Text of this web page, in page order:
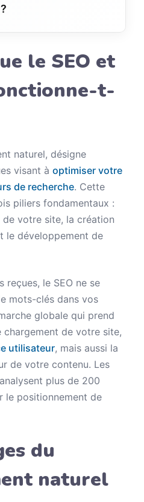
le SEO et
t-
naturel, désigne
visant à optimiser votre
de recherche. Cette
piliers fondamentaux :
de votre site, la création
le développement de
reçues, le SEO ne se
mots-clés dans vos
globale qui prend
de votre site,
utilisateur, mais aussi la
de votre contenu. Les
plus de 200
le positionnement de
du
naturel